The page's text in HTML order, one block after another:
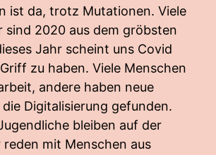
ist da, trotz Mutationen. Viele
sind 2020 aus dem gröbsten
Jahr scheint uns Covid
zu haben. Viele Menschen
andere haben neue
Digitalisierung gefunden.
bleiben auf der
reden mit Menschen aus